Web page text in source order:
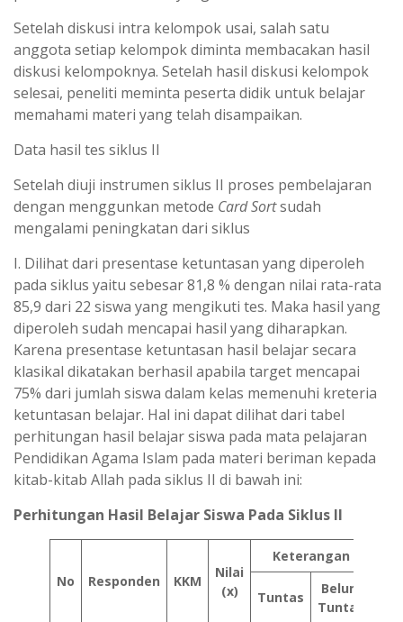
Setelah diskusi intra kelompok usai, salah satu
anggota setiap kelompok diminta membacakan hasil
diskusi kelompoknya. Setelah hasil diskusi kelompok
selesai, peneliti meminta peserta didik untuk belajar
memahami materi yang telah disampaikan.
Data hasil tes siklus II
Setelah diuji instrumen siklus II proses pembelajaran
dengan menggunkan metode Card Sortsudah
mengalami peningkatan dari siklus
I. Dilihat dari presentase ketuntasan yang diperoleh
pada siklus yaitu sebesar 81,8 % dengan nilai rata-rata
85,9 dari 22 siswa yang mengikuti tes. Maka hasil yang
diperoleh sudah mencapai hasil yang diharapkan.
Karena presentase ketuntasan hasil belajar secara
klasikal dikatakan berhasil apabila target mencapai
75% dari jumlah siswa dalam kelas memenuhi kreteria
ketuntasan belajar. Hal ini dapat dilihat dari tabel
perhitungan hasil belajar siswa pada mata pelajaran
Pendidikan Agama Islam pada materi beriman kepada
kitab-kitab Allah pada siklus II di bawah ini:
Perhitungan Hasil Belajar Siswa Pada Siklus II
No Responden KKM
Nilai
(x)
Keterangan
Tuntas
Belum
Tuntas